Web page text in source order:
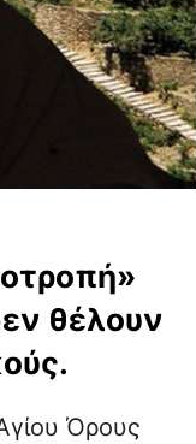
θέλουν
Όρους